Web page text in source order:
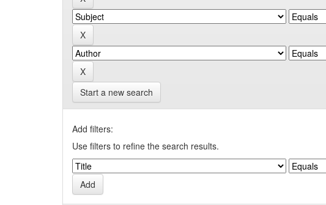
Start a new search
Add filters:
Use filters to refine the search results.